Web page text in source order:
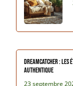
DREAMCATCHER :
authentique
23 septembre